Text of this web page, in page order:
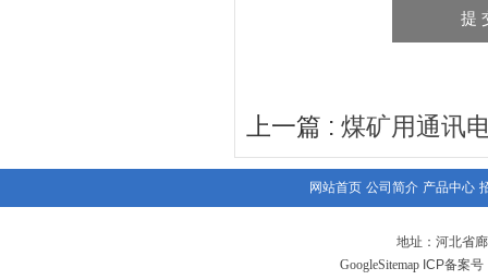
上一篇 : 煤矿用通讯
网站首页 公司简介 产品中心
地址：河北省
GoogleSitemap ICP备案号